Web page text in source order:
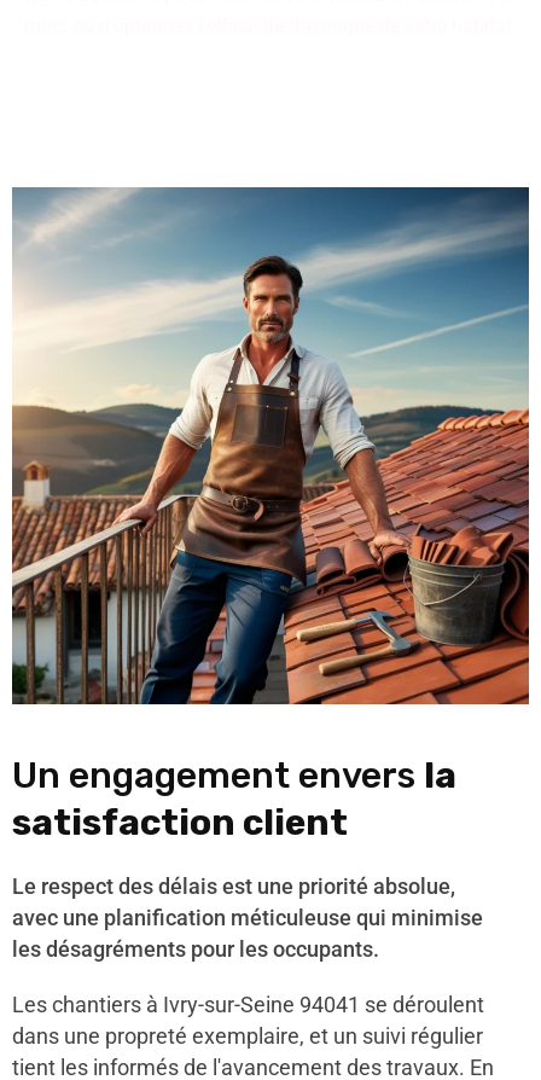
Un engagement envers la
satisfaction client
Le respect des délais est une priorité absolue,
avec une planification méticuleuse qui minimise
les désagréments pour les occupants.
Les chantiers à Ivry-sur-Seine 94041 se déroulent
dans une propreté exemplaire, et un suivi régulier
tient les informés de l'avancement des travaux. En